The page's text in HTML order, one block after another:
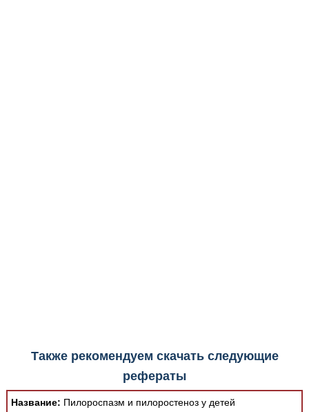
Также рекомендуем скачать следующие
рефераты
Название: Пилороспазм и пилоростеноз у детей